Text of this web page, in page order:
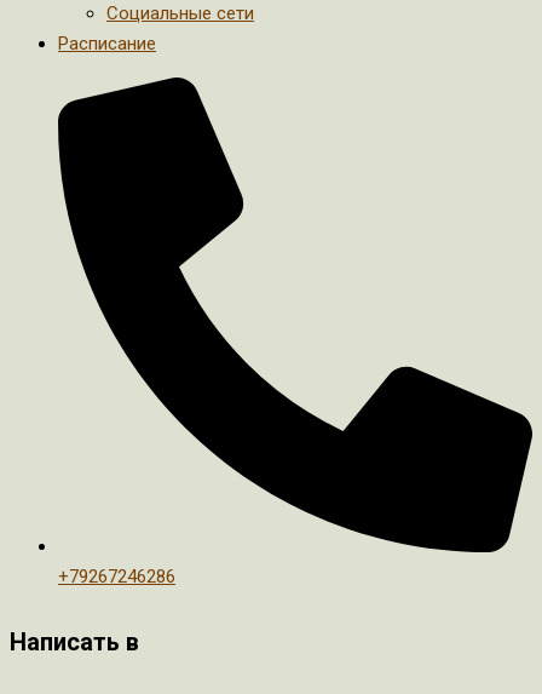
Социальные сети
Расписание
+79267246286
Написать в